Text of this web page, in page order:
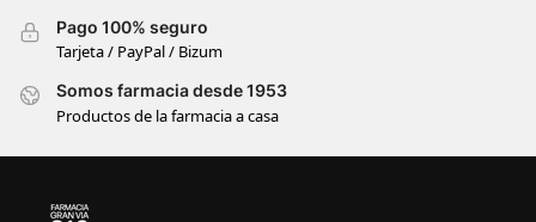
Pago 100% seguro
Tarjeta / PayPal / Bizum
Somos farmacia desde 1953
Productos de la farmacia a casa